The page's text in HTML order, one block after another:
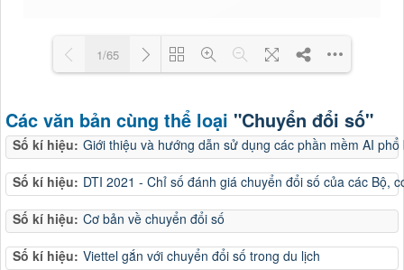
Loading PDF 5% ...
1/65
Các văn bản cùng thể loại "Chuyển đổi số"
Số kí hiệu: Giới thiệu và hướng dẫn sử dụng các phần mềm AI phổ
Số kí hiệu: DTI 2021 - Chỉ số đánh giá chuyển đổi số của các Bộ,
Số kí hiệu: Cơ bản về chuyển đổi số
Số kí hiệu: Viettel gắn với chuyển đổi số trong du lịch